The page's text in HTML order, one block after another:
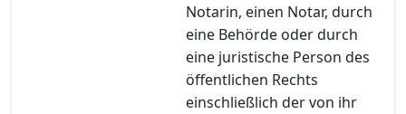
Notarin, einen Notar, durch
eine Behörde oder durch
eine juristische Person des
öffentlichen Rechts
einschließlich der von ihr